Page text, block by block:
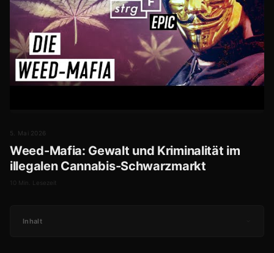
5. Mai 2026
Weed-Mafia: Gewalt und Kriminalität im
illegalen Cannabis-Schwarzmarkt
10 Min. Lesezeit
Inhalt